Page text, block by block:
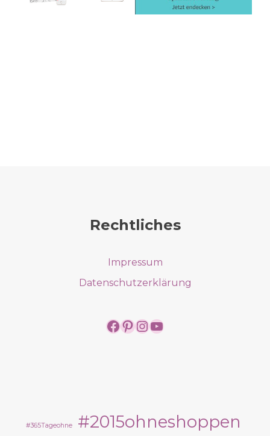
Rechtliches
Impressum
Datenschutzerklärung
https://
https://
https://
https://
#365Tageohne #2015ohneshoppen